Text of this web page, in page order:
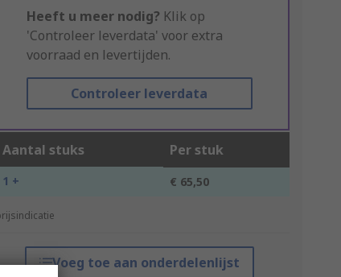
Heeft u meer nodig? Klik op
'Controleer leverdata' voor extra
voorraad en levertijden.
Controleer leverdata
Aantal stuks Per stuk
1 + € 65,50
Voeg toe aan onderdelenlijst